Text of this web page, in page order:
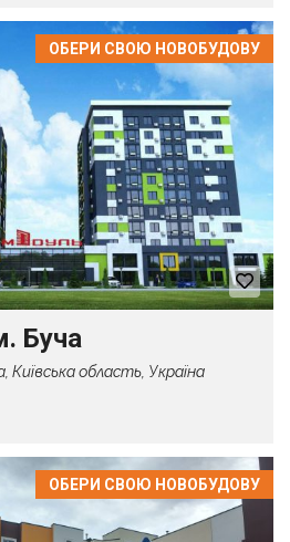
ОБЕРИ СВОЮ НОВОБУДОВУ
Буча
Київська область, Україна
ОБЕРИ СВОЮ НОВОБУДОВУ